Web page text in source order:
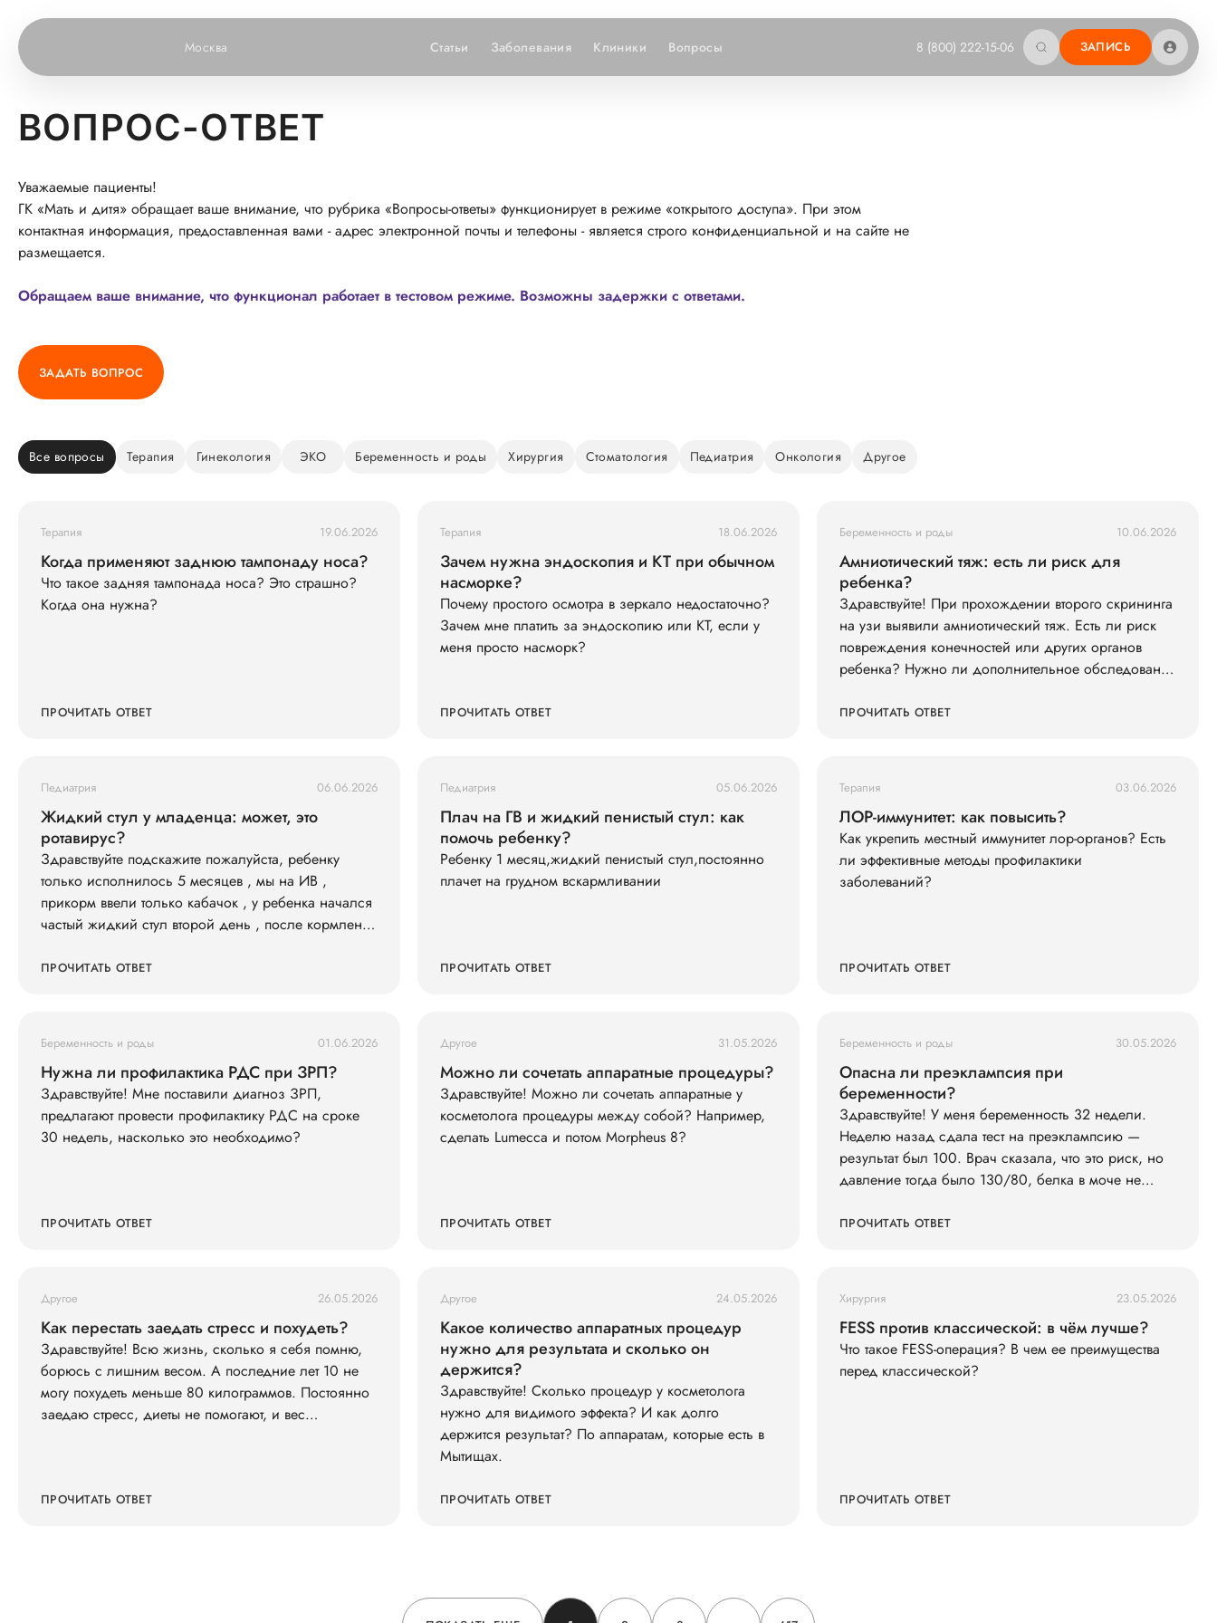
Москва Статьи Заболевания Клиники Вопросы 8 (800) 222-15-06 ЗАПИСЬ
ВОПРОС-ОТВЕТ
Уважаемые пациенты!
ГК «Мать и дитя» обращает ваше внимание, что рубрика «Вопросы-ответы» функционирует в режиме «открытого доступа». При этом
контактная информация, предоставленная вами - адрес электронной почты и телефоны - является строго конфиденциальной и на сайте не
размещается.
Обращаем ваше внимание, что функционал работает в тестовом режиме. Возможны задержки с ответами.
ЗАДАТЬ ВОПРОС
Все вопросы Терапия Гинекология ЭКО Беременность и роды Хирургия Стоматология Педиатрия Онкология Другое
Терапия 19.06.2026
Когда применяют заднюю тампонаду носа?
Что такое задняя тампонада носа? Это страшно?
Когда она нужна?
ПРОЧИТАТЬ ОТВЕТ
Терапия 18.06.2026
Зачем нужна эндоскопия и КТ при обычном
насморке?
Почему простого осмотра в зеркало недостаточно?
Зачем мне платить за эндоскопию или КТ, если у
меня просто насморк?
ПРОЧИТАТЬ ОТВЕТ
Беременность и роды 10.06.2026
Амниотический тяж: есть ли риск для
ребенка?
Здравствуйте! При прохождении второго скрининга
на узи выявили амниотический тяж. Есть ли риск
повреждения конечностей или других органов
ребенка? Нужно ли дополнительное обследование
ПРОЧИТАТЬ ОТВЕТ
Педиатрия 06.06.2026
Жидкий стул у младенца: может, это
ротавирус?
Здравствуйте подскажите пожалуйста, ребенку
только исполнилось 5 месяцев , мы на ИВ ,
прикорм ввели только кабачок , у ребенка начался
частый жидкий стул второй день , после кормления
сутки съедает , , и кушать не простит , раньше
ротовирус из садика , может ли это быть ротовирус
у младшего , и как его лечить . Анализы сдавали ,
кровь хорошая сказали только гемоглобин
понижен , подскажите что делать ?
ПРОЧИТАТЬ ОТВЕТ
Педиатрия 05.06.2026
Плач на ГВ и жидкий пенистый стул: как
помочь ребенку?
Ребенку 1 месяц,жидкий пенистый стул,постоянно
плачет на грудном вскармливании
ПРОЧИТАТЬ ОТВЕТ
Терапия 03.06.2026
ЛОР-иммунитет: как повысить?
Как укрепить местный иммунитет лор-органов? Есть
ли эффективные методы профилактики
заболеваний?
ПРОЧИТАТЬ ОТВЕТ
Беременность и роды 01.06.2026
Нужна ли профилактика РДС при ЗРП?
Здравствуйте! Мне поставили диагноз ЗРП,
предлагают провести профилактику РДС на сроке
30 недель, насколько это необходимо?
ПРОЧИТАТЬ ОТВЕТ
Другое 31.05.2026
Можно ли сочетать аппаратные процедуры?
Здравствуйте! Можно ли сочетать аппаратные у
косметолога процедуры между собой? Например,
сделать Lumecca и потом Morpheus 8?
ПРОЧИТАТЬ ОТВЕТ
Беременность и роды 30.05.2026
Опасна ли преэклампсия при
беременности?
Здравствуйте! У меня беременность 32 недели.
Неделю назад сдала тест на преэклампсию —
результат был 100. Врач сказала, что это риск, но
давление тогда было 130/80, белка в моче не
(кольца жмут), голова побаливает, но терпимо,
ПРОЧИТАТЬ ОТВЕТ
Другое 26.05.2026
Как перестать заедать стресс и похудеть?
Здравствуйте! Всю жизнь, сколько я себя помню,
борюсь с лишним весом. А последние лет 10 не
могу похудеть меньше 80 килограммов. Постоянно
заедаю стресс, диеты не помогают, и вес
ПРОЧИТАТЬ ОТВЕТ
Другое 24.05.2026
Какое количество аппаратных процедур
нужно для результата и сколько он
держится?
Здравствуйте! Сколько процедур у косметолога
нужно для видимого эффекта? И как долго
держится результат? По аппаратам, которые есть в
Мытищах.
ПРОЧИТАТЬ ОТВЕТ
Хирургия 23.05.2026
FESS против классической: в чём лучше?
Что такое FESS-операция? В чем ее преимущества
перед классической?
ПРОЧИТАТЬ ОТВЕТ